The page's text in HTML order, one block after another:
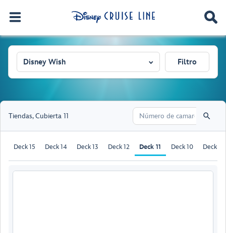
Disney Wish Filtro
Tiendas,Cubierta 11
Deck 15 Deck 14 Deck 13 Deck 12 Deck 11 Deck 10 Deck 9